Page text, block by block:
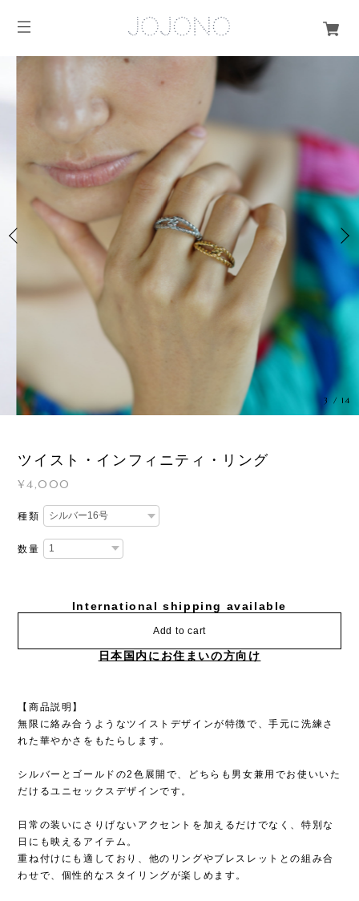
3 / 14
ツイスト・インフィニティ・リング
¥4,000
種類
数量
International shipping available
Add to cart
日本国内にお住まいの方向け
【商品説明】
無限に絡み合うようなツイストデザインが特徴で、手元に洗練さ
れた華やかさをもたらします。
シルバーとゴールドの2色展開で、どちらも男女兼用でお使いいた
だけるユニセックスデザインです。
日常の装いにさりげないアクセントを加えるだけでなく、特別な
日にも映えるアイテム。
重ね付けにも適しており、他のリングやブレスレットとの組み合
わせで、個性的なスタイリングが楽しめます。